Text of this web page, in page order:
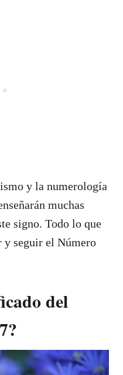
y la numerología
muchas
signo. Todo lo que
y seguir el Número
del